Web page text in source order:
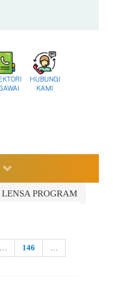
HUBUNGI
KAMI
LENSA PROGRAM
146